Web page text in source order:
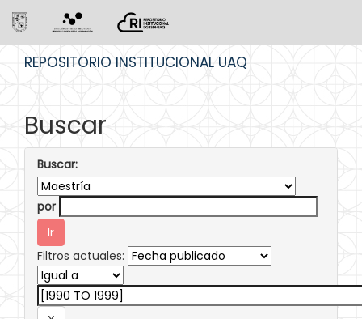
REPOSITORIO INSTITUCIONAL UAQ
Buscar
Buscar:
por
Filtros actuales: